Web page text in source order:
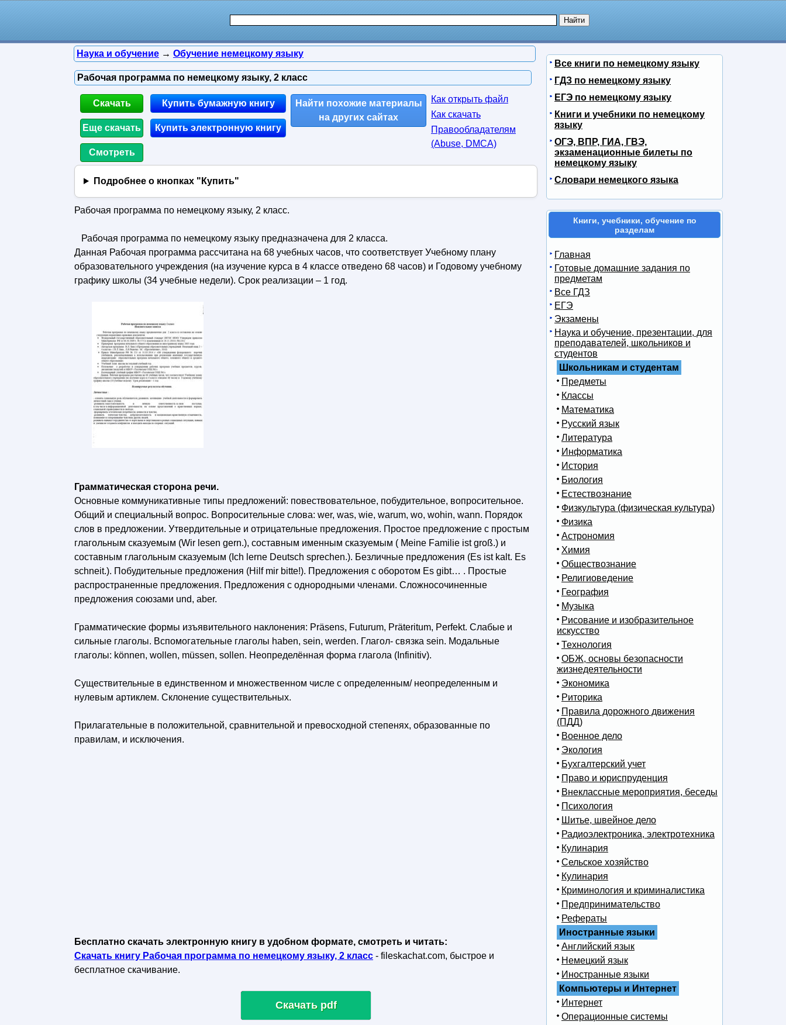
Наука и обучение → Обучение немецкому языку
Рабочая программа по немецкому языку, 2 класс
Скачать
Еще скачать
Смотреть
Купить бумажную книгу
Купить электронную книгу
Найти похожие материалы
на других сайтах
Как открыть файл
Как скачать
Правообладателям
(Abuse, DMСA)
Подробнее о кнопках "Купить"
Рабочая программа по немецкому языку, 2 класс.
Рабочая программа по немецкому языку предназначена для 2 класса.
Данная Рабочая программа рассчитана на 68 учебных часов, что соответствует Учебному плану
образовательного учреждения (на изучение курса в 4 классе отведено 68 часов) и Годовому учебному
графику школы (34 учебные недели). Срок реализации – 1 год.
Грамматическая сторона речи.
Основные коммуникативные типы предложений: повествовательное, побудительное, вопросительное.
Общий и специальный вопрос. Вопросительные слова: wer, was, wie, warum, wo, wohin, wann. Порядок
слов в предложении. Утвердительные и отрицательные предложения. Простое предложение с простым
глагольным сказуемым (Wir lesen gern.), составным именным сказуемым ( Meine Familie ist groß.) и
составным глагольным сказуемым (Ich lerne Deutsch sprechen.). Безличные предложения (Es ist kalt. Es
schneit.). Побудительные предложения (Hilf mir bitte!). Предложения с оборотом Es gibt… . Простые
распространенные предложения. Предложения с однородными членами. Сложносочиненные
предложения союзами und, aber.
Грамматические формы изъявительного наклонения: Präsens, Futurum, Präteritum, Perfekt. Слабые и
сильные глаголы. Вспомогательные глаголы haben, sein, werden. Глагол- связка sein. Модальные
глаголы: können, wollen, müssen, sollen. Неопределённая форма глагола (Infinitiv).
Существительные в единственном и множественном числе с определенным/ неопределенным и
нулевым артиклем. Склонение существительных.
Прилагательные в положительной, сравнительной и превосходной степенях, образованные по
правилам, и исключения.
Бесплатно скачать электронную книгу в удобном формате, смотреть и читать:
Скачать книгу Рабочая программа по немецкому языку, 2 класс - fileskachat.com, быстрое и
бесплатное скачивание.
Скачать pdf
Все книги по немецкому языку
ГДЗ по немецкому языку
ЕГЭ по немецкому языку
Книги и учебники по немецкому
языку
ОГЭ, ВПР, ГИА, ГВЭ,
экзаменационные билеты по
немецкому языку
Словари немецкого языка
Книги, учебники, обучение по
разделам
Главная
Готовые домашние задания по
предметам
Все ГДЗ
ЕГЭ
Экзамены
Наука и обучение, презентации, для
преподавателей, школьников и
студентов
Школьникам и студентам
Предметы
Классы
Математика
Русский язык
Литература
Информатика
История
Биология
Естествознание
Физкультура (физическая культура)
Физика
Астрономия
Химия
Обществознание
Религиоведение
География
Музыка
Рисование и изобразительное
искусство
Технология
ОБЖ, основы безопасности
жизнедеятельности
Экономика
Риторика
Правила дорожного движения
(ПДД)
Военное дело
Экология
Бухгалтерский учет
Право и юриспруденция
Внеклассные мероприятия, беседы
Психология
Шитье, швейное дело
Радиоэлектроника, электротехника
Кулинария
Сельское хозяйство
Кулинария
Криминология и криминалистика
Предпринимательство
Рефераты
Иностранные языки
Английский язык
Немецкий язык
Иностранные языки
Компьютеры и Интернет
Интернет
Операционные системы